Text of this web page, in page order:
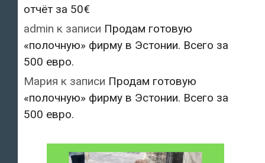
отчёт за 50€
admin к записи Продам готовую
«полочную» фирму в Эстонии. Всего за
500 евро.
Мария к записи Продам готовую
«полочную» фирму в Эстонии. Всего за
500 евро.